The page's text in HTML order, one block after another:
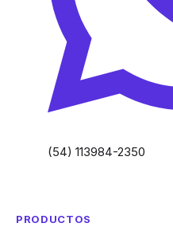
(54) 113984-2350
PRODUCTOS